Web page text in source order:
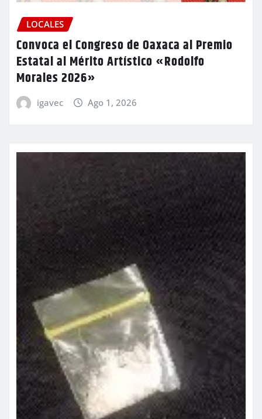
LOCALES
Convoca el Congreso de Oaxaca al Premio
Estatal al Mérito Artístico «Rodolfo
Morales 2026»
igavec Ago 1, 2026